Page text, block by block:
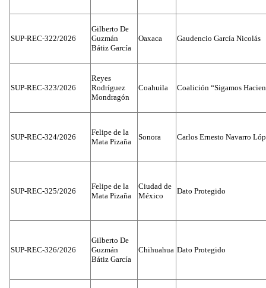
SUP-REC-322/2026
Gilberto De
Guzmán
Bátiz García
Oaxaca Gaudencio García Nicolás
SUP-REC-323/2026
Reyes
Rodríguez
Mondragón
Coahuila Coalición “Sigamos
SUP-REC-324/2026
Felipe de la
Mata Pizaña
Sonora Carlos Ernesto Navarro
SUP-REC-325/2026
Felipe de la
Mata Pizaña
Ciudad de
México
Dato Protegido
SUP-REC-326/2026
Gilberto De
Guzmán
Bátiz García
Chihuahua Dato Protegido